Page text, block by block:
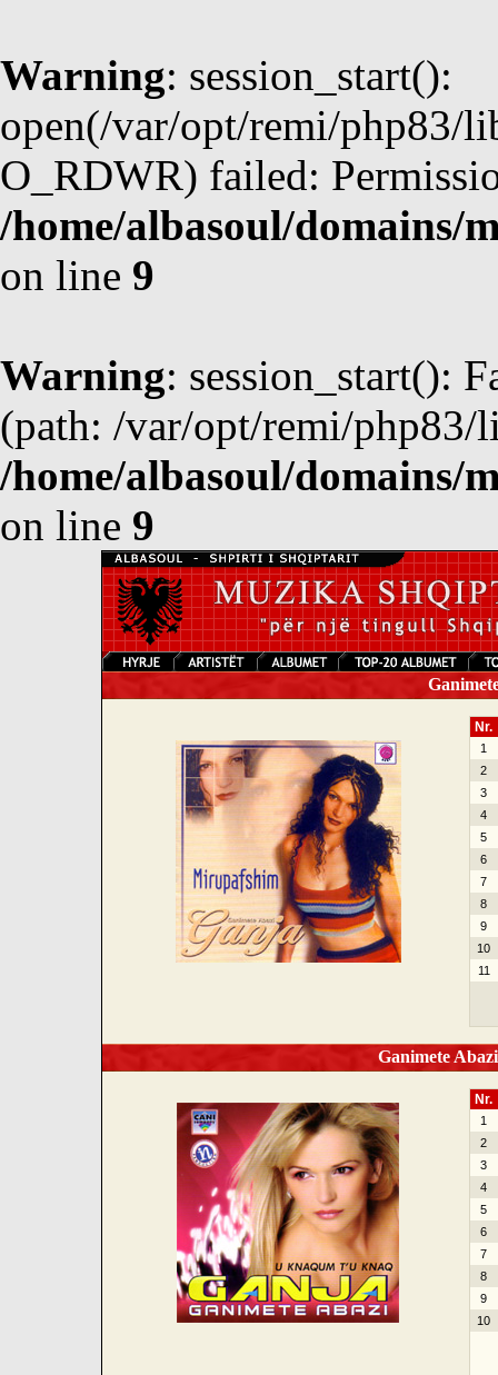
Warning: session_start():
open(/var/opt/remi/php83/
O_RDWR) failed:
/home/albasoul/domains/
on line 9
Warning: session_start():
(path: /var/opt/remi/php83/
/home/albasoul/domains/
on line 9
Nr.
1
2
3
4
5
6
7
8
9
10
11
Ganimete
Nr.
1
2
3
4
5
6
7
8
9
10